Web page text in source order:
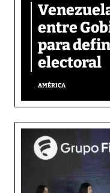
entre
para
electoral
AMÉRICA